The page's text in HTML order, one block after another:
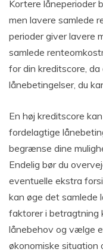
Kortere låneperioder
men lavere samlede
perioder giver lavere
samlede
for din kreditscore,
lånebetingelser, du
En høj kreditscore
fordelagtige
begrænse dine
Endelig bør du
eventuelle ekstra
kan øge det samlede
faktorer i betragtning
lånebehov og vælge
økonomiske situation